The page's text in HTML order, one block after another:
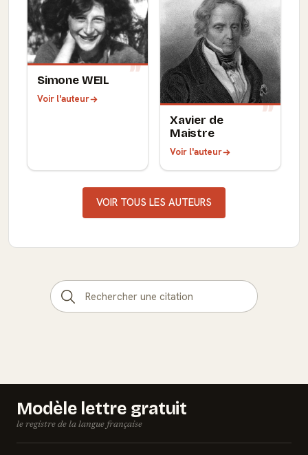
Simone WEIL
Voir l'auteur
Xavier de
Maistre
Voir l'auteur
VOIR TOUS LES AUTEURS
Modèle lettre gratuit
le registre de la langue française